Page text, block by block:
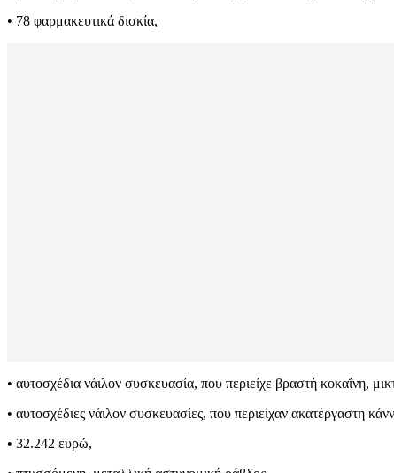
• 78 φαρμακευτικά δισκία,
• αυτοσχέδια νάιλον συσκευασία, που περιείχε βραστή κοκαΐνη,
• αυτοσχέδιες νάιλον συσκευασίες, που περιείχαν ακατέργαστη
• 32.242 ευρώ,